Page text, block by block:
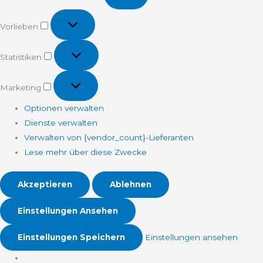
Vorlieben
Vorlieben
Statistiken
Statistiken
Marketing
Marketing
Optionen verwalten
Dienste verwalten
Verwalten von {vendor_count}-Lieferanten
Lese mehr über diese Zwecke
Akzeptieren Ablehnen
Einstellungen Ansehen
Einstellungen Speichern Einstellungen ansehen